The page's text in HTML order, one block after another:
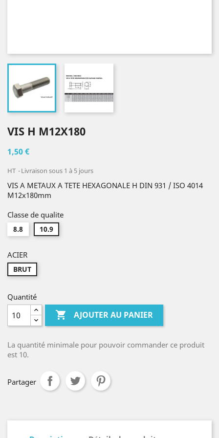
VIS H M12X180
1,50 €
HT Livraison sous 1 à 5 jours
VIS A METAUX A TETE HEXAGONALE H DIN 931 / ISO 4014
M12x180mm
Classe de qualite
8.8 10.9
ACIER
BRUT
Quantité
 AJOUTER AU PANIER
La quantité minimale pour pouvoir commander ce produit
est 10.
Partager